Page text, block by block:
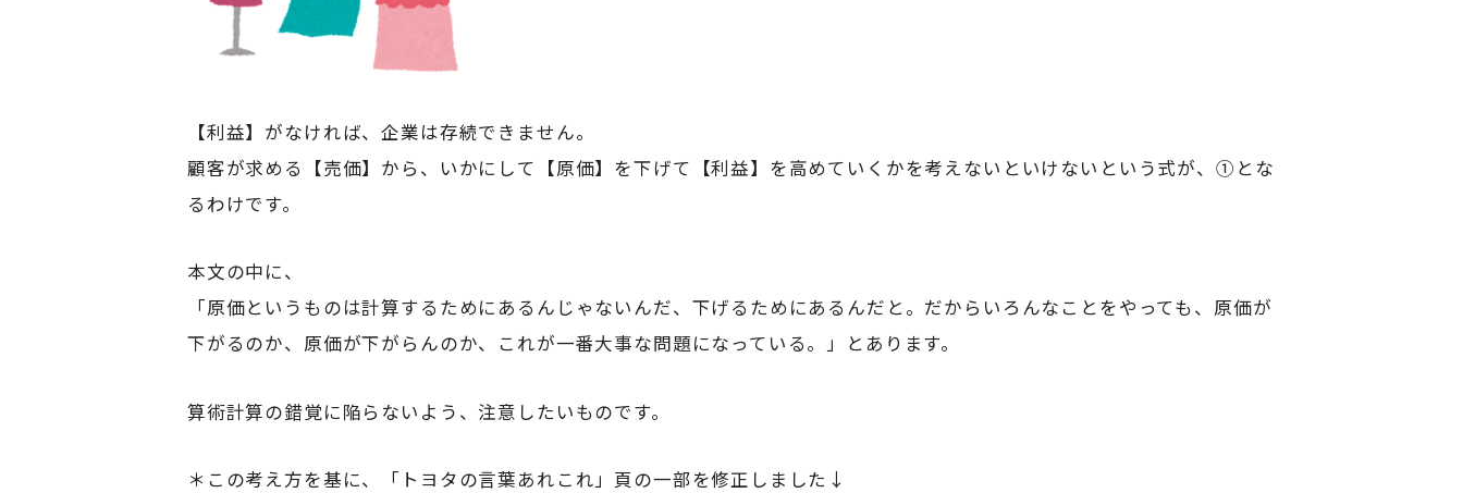
【利益】がなければ、企業は存続できません。
顧客が求める【売価】から、いかにして【原価】を下げて【利益】を高めていくかを考えないといけないという式が、①とな
るわけです。
本文の中に、
「原価というものは計算するためにあるんじゃないんだ、下げるためにあるんだと。だからいろんなことをやっても、原価が
下がるのか、原価が下がらんのか、これが一番大事な問題になっている。」とあります。
算術計算の錯覚に陥らないよう、注意したいものです。
＊この考え方を基に、「トヨタの言葉あれこれ」頁の一部を修正しました↓